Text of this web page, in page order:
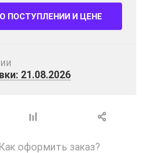
ПОСТУПЛЕНИИ И ЦЕНЕ
21.08.2026
Как оформить заказ?